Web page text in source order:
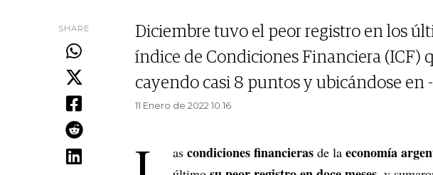
SHARE
Diciembre tuvo el peor registro en los
índice de Condiciones Financiera (ICF)
cayendo casi 8 puntos y ubicándose en -
11 Enero de 2022 10.16
as condiciones financieras de la economía